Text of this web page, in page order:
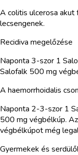
A colitis ulcerosa
lecsengenek.
Recidiva megelőzése
Naponta 3-szor 1
Salofalk 500 mg
A haemorrhoidalis
Naponta 2-3-szor 1
500 mg végbélkúp.
végbélkúpot még
Gyermekek és